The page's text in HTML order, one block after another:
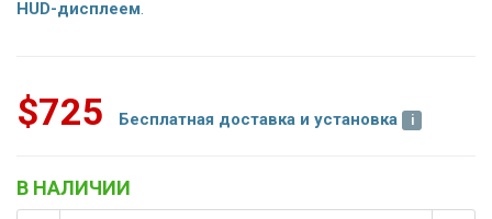
HUD-дисплеем.
$725 Бесплатная доставка и установка
В НАЛИЧИИ